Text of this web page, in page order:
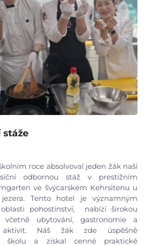
stáže
roce absolvoval jeden žák naší
odbornou stáž v prestižním
ve švýcarském Kehrsitenu u
jezera. Tento hotel je významným
pohostinství, nabízí širokou
včetně ubytování, gastronomie a
aktivit. Náš žák zde úspěšně
školu a získal cenné praktické